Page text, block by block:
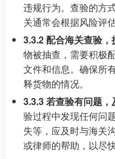
违规行为。查验的方
关通常会根据风险评
3.3.2 配合海关查验，
物被抽查，需要积极
文件和信息。确保所
释货物的情况。
3.3.3 若查验有问题，
验过程中发现任何问
失等，应及时与海关
或律师的帮助，以尽